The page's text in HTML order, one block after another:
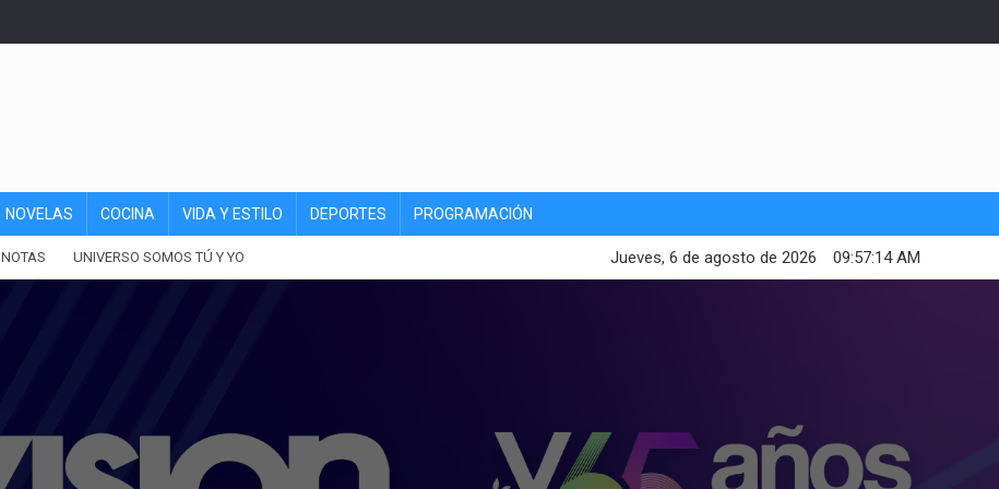
NOVELAS COCINA VIDA Y ESTILO DEPORTES PROGRAMACIÓN
NOTAS UNIVERSO SOMOS TÚ Y YO 09:57:16 AM
Jueves, 6 de agosto de 2026